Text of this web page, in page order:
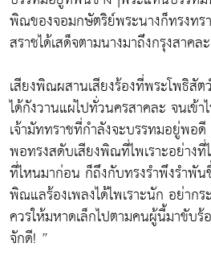
พิณของจอมกษัตริย์พระนางก็ทรงทร
สราชได้เสด็จตามนางมาถึงกรุงสาคล
เสียงพิณผสานเสียงร้องที่พระโพธิสัต
ได้กังวานแผ่ไปทั่วนครสาคละ จนเข้
เจ้ามัททราชที่กำลังจะบรรทมอยู่พอ
พอทรงสดับเสียงพิณที่ไพเราะอย่างที่
ที่ไหนมาก่อน ก็ถึงกับทรงรำพึงรำพั
พิณแลร้องเพลงได้ไพเราะนัก อย่าก
ควรให้มหาดเล็กไปตามคนผู้นี้มาขับ
จักดี! ”